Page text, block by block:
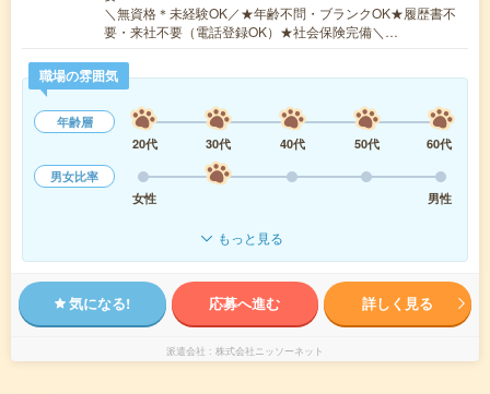
＼無資格＊未経験OK／★年齢不問・ブランクOK★履歴書不
要・来社不要（電話登録OK）★社会保険完備＼…
職場の雰囲気
年齢層
20代
30代 40代 50代
60代
男女比率
女性
男性
もっと見る
気になる! 応募へ進む 詳しく見る
派遣会社 株式会社ニッソーネット